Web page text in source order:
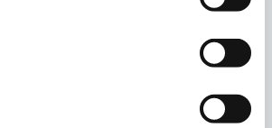
120 rue Marius Aufan, 92300
t.č. +421249104088 - 89
čierna